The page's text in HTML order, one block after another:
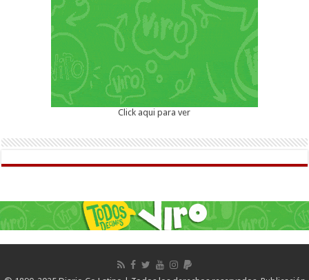
Click aqui para ver